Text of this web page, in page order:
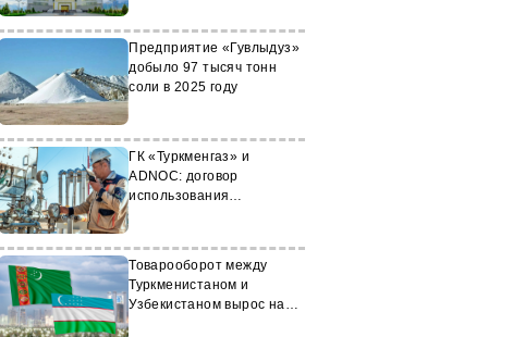
Предприятие «Гувлыдуз»
добыло 97 тысяч тонн
соли в 2025 году
ГК «Туркменгаз» и
ADNOC: договор
использования
Товарооборот между
Туркменистаном и
Узбекистаном вырос на